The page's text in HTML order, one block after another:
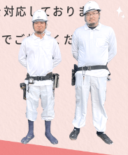
応しておりま
ご相談くださ